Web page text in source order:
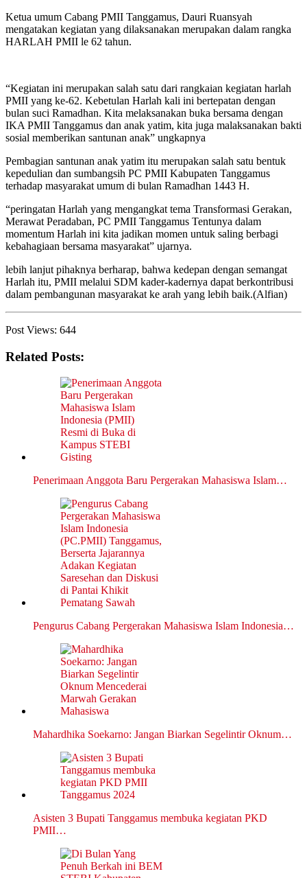
Ketua umum Cabang PMII Tanggamus, Dauri Ruansyah
mengatakan kegiatan yang dilaksanakan merupakan dalam rangka
HARLAH PMII le 62 tahun.
“Kegiatan ini merupakan salah satu dari rangkaian kegiatan harlah
PMII yang ke-62. Kebetulan Harlah kali ini bertepatan dengan
bulan suci Ramadhan. Kita melaksanakan buka bersama dengan
IKA PMII Tanggamus dan anak yatim, kita juga malaksanakan bakti
sosial memberikan santunan anak” ungkapnya
Pembagian santunan anak yatim itu merupakan salah satu bentuk
kepedulian dan sumbangsih PC PMII Kabupaten Tanggamus
terhadap masyarakat umum di bulan Ramadhan 1443 H.
“peringatan Harlah yang mengangkat tema Transformasi Gerakan,
Merawat Peradaban, PC PMII Tanggamus Tentunya dalam
momentum Harlah ini kita jadikan momen untuk saling berbagi
kebahagiaan bersama masyarakat” ujarnya.
lebih lanjut pihaknya berharap, bahwa kedepan dengan semangat
Harlah itu, PMII melalui SDM kader-kadernya dapat berkontribusi
dalam pembangunan masyarakat ke arah yang lebih baik.(Alfian)
Post Views: 644
Related Posts:
Penerimaan Anggota Baru Pergerakan Mahasiswa Islam…
Pengurus Cabang Pergerakan Mahasiswa Islam Indonesia…
Mahardhika Soekarno: Jangan Biarkan Segelintir Oknum…
Asisten 3 Bupati Tanggamus membuka kegiatan PKD
PMII…